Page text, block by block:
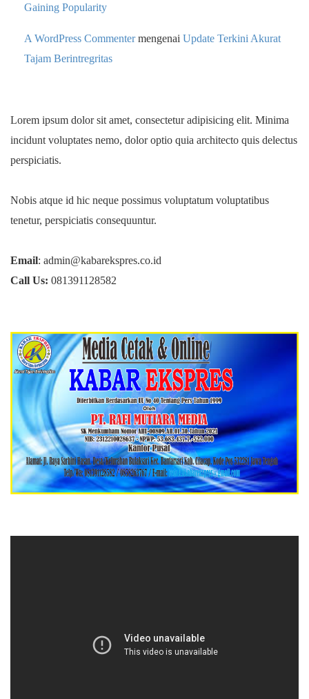
Gaining Popularity
A WordPress Commentermengenai Update Terkini Akurat
Tajam Berintregritas
Lorem ipsum dolor sit amet, consectetur adipisicing elit. Minima
incidunt voluptates nemo, dolor optio quia architecto quis delectus
perspiciatis.
Nobis atque id hic neque possimus voluptatum voluptatibus
tenetur, perspiciatis consequuntur.
Email: admin@kabarekspres.co.id
Call Us: 081391128582